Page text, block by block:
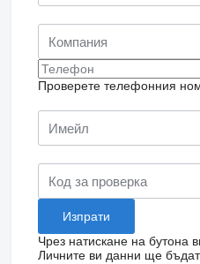
Проверете телефонния
Чрез натискане на бутона
Личните ви данни ще бъдат